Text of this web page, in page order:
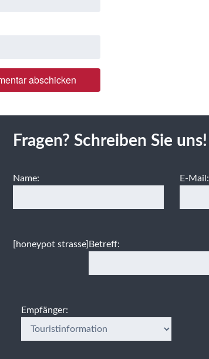
Fragen? Schreiben Sie uns!
Name: E-Mail:
[honeypot strasse] Betreff:
Empfänger: